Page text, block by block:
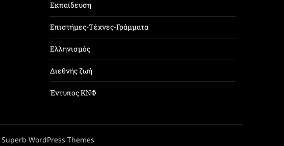
Εκπαίδευση
Επιστήμες-Τέχνες-Γράμματα
Ελληνισμός
Διεθνής ζωή
Έντυπος ΚΝΦ
Superb WordPress Themes